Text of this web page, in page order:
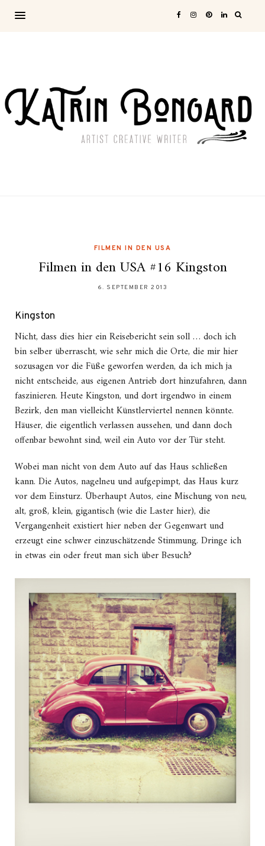
FILMEN IN DEN USA
Filmen in den USA #16 Kingston
6. SEPTEMBER 2013
Kingston
Nicht, dass dies hier ein Reisebericht sein soll … doch ich
bin selber überrascht, wie sehr mich die Orte, die mir hier
sozusagen vor die Füße geworfen werden, da ich mich ja
nicht entscheide, aus eigenen Antrieb dort hinzufahren, dann
faszinieren. Heute Kingston, und dort irgendwo in einem
Bezirk, den man vielleicht Künstlerviertel nennen könnte.
Häuser, die eigentlich verlassen aussehen, und dann doch
offenbar bewohnt sind, weil ein Auto vor der Tür steht.
Wobei man nicht von dem Auto auf das Haus schließen
kann. Die Autos, nagelneu und aufgepimpt, das Haus kurz
vor dem Einsturz. Überhaupt Autos, eine Mischung von neu,
alt, groß, klein, gigantisch (wie die Laster hier), die
Vergangenheit existiert hier neben der Gegenwart und
erzeugt eine schwer einzuschätzende Stimmung. Dringe ich
in etwas ein oder freut man sich über Besuch?